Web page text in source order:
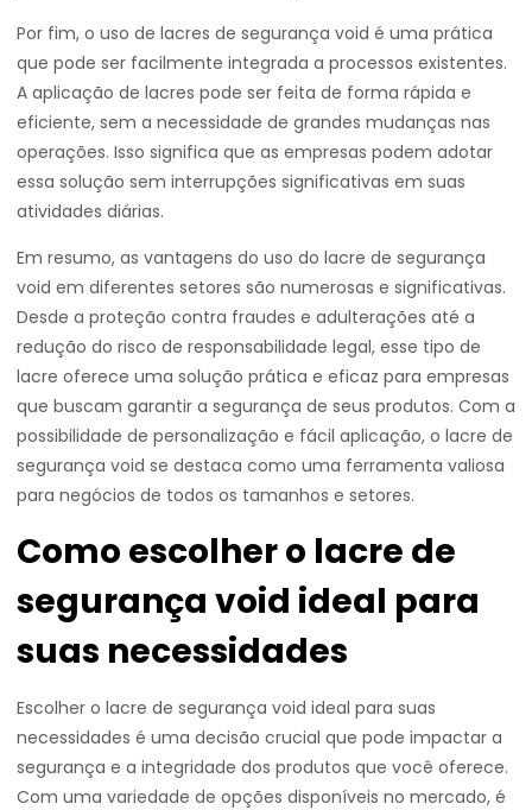
Por fim, o uso de lacres de segurança void é uma prática
que pode ser facilmente integrada a processos existentes.
A aplicação de lacres pode ser feita de forma rápida e
eficiente, sem a necessidade de grandes mudanças nas
operações. Isso significa que as empresas podem adotar
essa solução sem interrupções significativas em suas
atividades diárias.
Em resumo, as vantagens do uso do lacre de segurança
void em diferentes setores são numerosas e significativas.
Desde a proteção contra fraudes e adulterações até a
redução do risco de responsabilidade legal, esse tipo de
lacre oferece uma solução prática e eficaz para empresas
que buscam garantir a segurança de seus produtos. Com a
possibilidade de personalização e fácil aplicação, o lacre de
segurança void se destaca como uma ferramenta valiosa
para negócios de todos os tamanhos e setores.
Como escolher o lacre de
segurança void ideal para
suas necessidades
Escolher o lacre de segurança void ideal para suas
necessidades é uma decisão crucial que pode impactar a
segurança e a integridade dos produtos que você oferece.
Com uma variedade de opções disponíveis no mercado, é